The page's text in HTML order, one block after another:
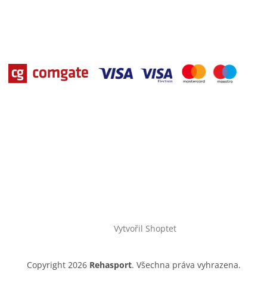
Vytvořil Shoptet
Copyright 2026 Rehasport. Všechna práva vyhrazena.